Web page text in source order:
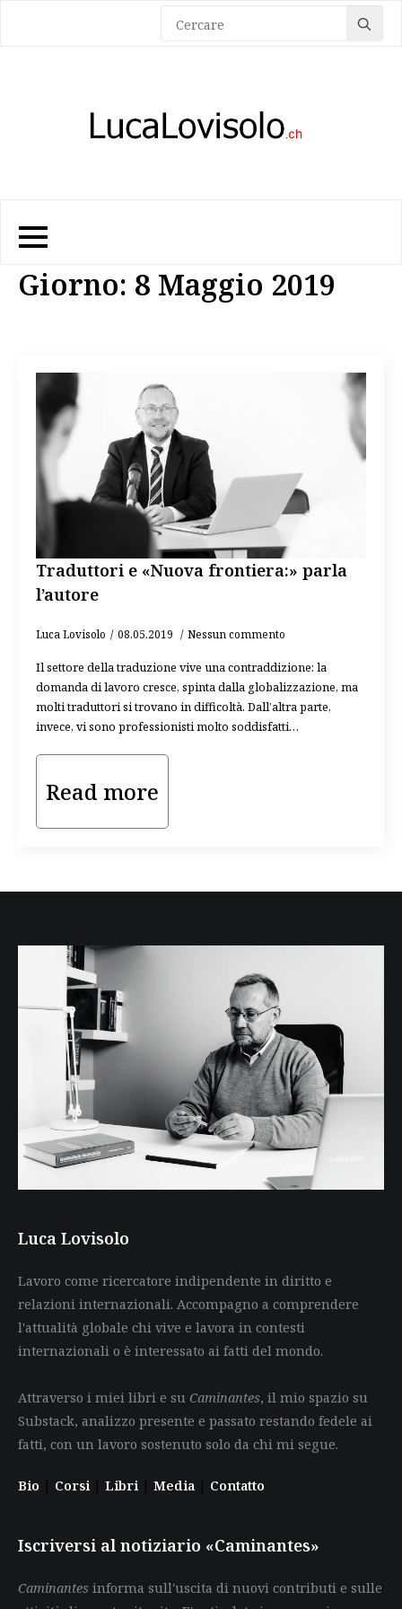
for:
Giorno: 8 Maggio 2019
Traduttori e «Nuova frontiera:» parla
l’autore
Luca Lovisolo 08.05.2019 Nessun commento
Il settore della traduzione vive una contraddizione: la
domanda di lavoro cresce, spinta dalla globalizzazione, ma
molti traduttori si trovano in difficoltà. Dall’altra parte,
invece, vi sono professionisti molto soddisfatti…
Read more
Luca Lovisolo
Lavoro come ricercatore indipendente in diritto e
relazioni internazionali. Accompagno a comprendere
l'attualità globale chi vive e lavora in contesti
internazionali o è interessato ai fatti del mondo.
Attraverso i miei libri e su Caminantes, il mio spazio su
Substack, analizzo presente e passato restando fedele ai
fatti, con un lavoro sostenuto solo da chi mi segue.
Bio | Corsi | Libri | Media | Contatto
Iscriversi al notiziario «Caminantes»
Caminantes informa sull'uscita di nuovi contributi e sulle